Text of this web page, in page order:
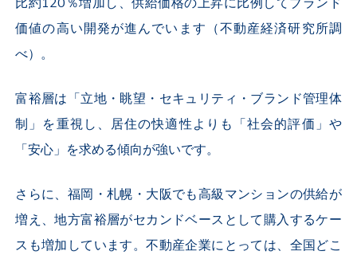
価値の高い開発が進んでいます（不動産経済研究所調
べ）。
富裕層は「立地・眺望・セキュリティ・ブランド管理体
制」を重視し、居住の快適性よりも「社会的評価」や
「安心」を求める傾向が強いです。
さらに、福岡・札幌・大阪でも高級マンションの供給が
増え、地方富裕層がセカンドベースとして購入するケー
スも増加しています。不動産企業にとっては、全国どこ